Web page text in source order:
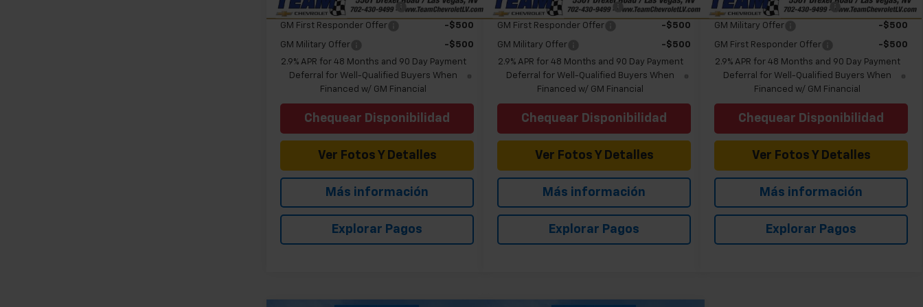
Chevrolet GMF Bonus Cash -$500
GM First Responder Offer -$500
GM Military Offer
-$500
2.9% APR for 48 Months and 90 Day Payment
Deferral for Well-Qualified Buyers When
Financed w/ GM Financial
Chequear Disponibilidad
Ver Fotos Y Detalles
Más información
Explorar Pagos
Chevrolet GMF Bonus Cash -$500
GM First Responder Offer -$500
GM Military Offer
-$500
2.9% APR for 48 Months and 90 Day Payment
Deferral for Well-Qualified Buyers When
Financed w/ GM Financial
Chequear Disponibilidad
Ver Fotos Y Detalles
Más información
Explorar Pagos
Chevrolet GMF Bonus Cash -$500
GM Military Offer -$500
GM First Responder Offer
-$500
2.9% APR for 48 Months and 90 Day Payment
Deferral for Well-Qualified Buyers When
Financed w/ GM Financial
Chequear Disponibilidad
Ver Fotos Y Detalles
Más información
Explorar Pagos